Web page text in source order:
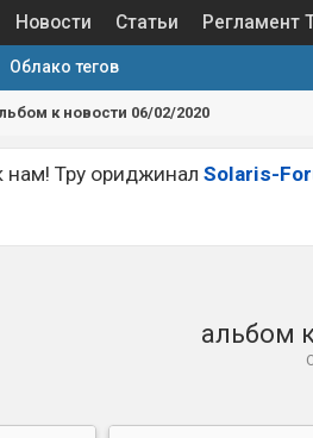
Новости Статьи Регламент
Облако тегов
к новости 06/02/2020
нам! Тру ориджинал Solaris-
альбом